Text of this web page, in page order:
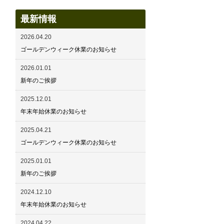
最新情報
2026.04.20
ゴールデンウィーク休業のお知らせ
2026.01.01
新年のご挨拶
2025.12.01
年末年始休業のお知らせ
2025.04.21
ゴールデンウィーク休業のお知らせ
2025.01.01
新年のご挨拶
2024.12.10
年末年始休業のお知らせ